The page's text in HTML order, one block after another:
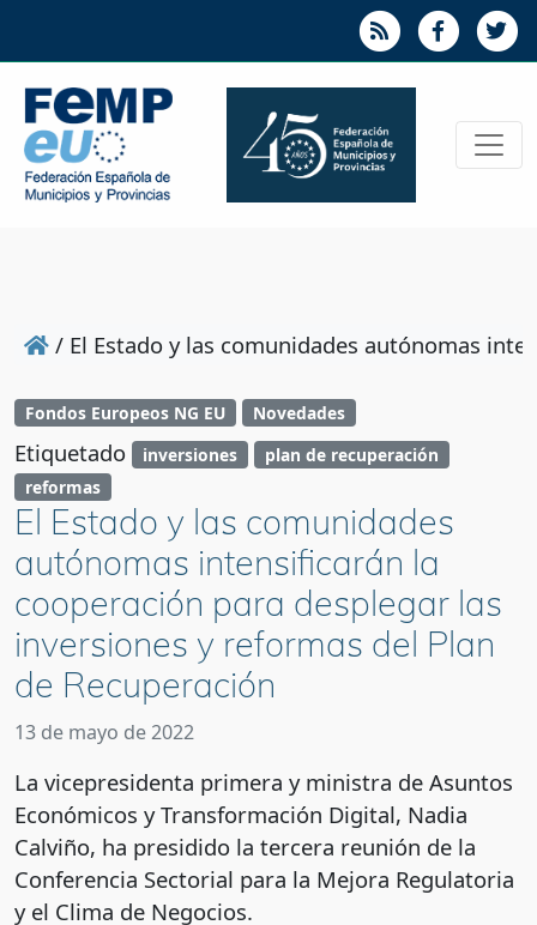
/ El Estado y las comunidades autónomas
Fondos Europeos NG EU Novedades
Etiquetado inversiones
plan de recuperación
reformas
El Estado y las comunidades
autónomas intensificarán la
cooperación para desplegar las
inversiones y reformas del Plan
de Recuperación
13 de mayo de 2022
La vicepresidenta primera y ministra de Asuntos
Económicos y Transformación Digital, Nadia
Calviño, ha presidido la tercera reunión de la
Conferencia Sectorial para la Mejora Regulatoria
y el Clima de Negocios.